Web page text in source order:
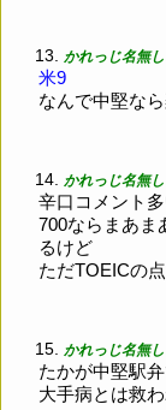
13. かれっじ名無
米9
なんで中堅な
14. かれっじ名無
辛口コメント多
700ならまあま
るけど
ただTOEICの
15. かれっじ名無
たかが中堅駅
大手病とは救